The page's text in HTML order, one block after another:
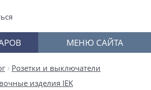
МЕНЮ САЙТА
Розетки и выключатели
изделия IEK